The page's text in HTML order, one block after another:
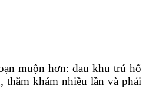
muộn hơn: đau khu trú hố
thăm khám nhiều lần và phải